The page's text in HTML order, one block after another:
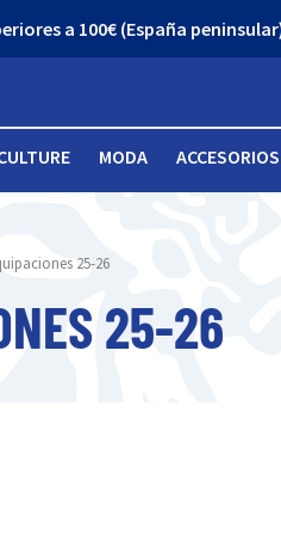
a 100€ (España
MODA ACCESORIOS
25-26
25-26